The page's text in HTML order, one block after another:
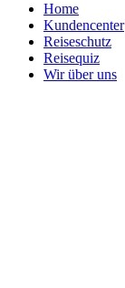
Home
Kundencenter
Reiseschutz
Reisequiz
Wir über uns